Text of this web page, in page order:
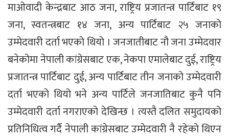
माओवादी केन्द्रबाट आठ जना, राष्ट्रिय प्रजातन्त्र पार्टिबाट १९
जना, स्वतन्त्रबाट १४ जना, अन्य पार्टिबाट २५ जनाको
उम्मेदवारी दर्ता भएको थियो । जनजातीबाट नौ जना उम्मेदवार
बनेकोमा नेपाली कांग्रेसबाट एक, नेकपा एमालेबाट दुई, राष्ट्रिय
प्रजातन्त्र पार्टिबाट दुई, अन्य पार्टिबाट तीन जनाको उम्मेदवारी
दर्ता भएको थियो भने अन्य पार्टिले जनजातिबाट कुनै पनि
उम्मेदवारी दर्ता नगराएको देखिन्छ । त्यस्तै दलित समुदायको
प्रतिनिधित्व गर्दै नेपाली कांग्रेसबाट उम्मेदवारी नै रहेको थिएन